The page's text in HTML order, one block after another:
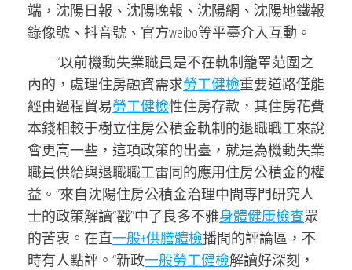
端，沈陽日報、沈陽晚報、沈陽網、沈陽地鐵報
錄像號、抖音號、官方weibo等平臺介入互動。
“以前機動失業職員是不在軌制籠罩范圍之
內的，處理住房融資需求勞工健檢重要道路僅能
經由過程貿易勞工健檢性住房存款，其住房花費
本錢相較于樹立住房公積金軌制的退職職工來說
會更高一些，這項政策的出臺，就是為機動失業
職員供給與退職職工雷同的應用住房公積金的權
益。”來自沈陽住房公積金治理中間專門研究人
士的政策解讀“戳”中了良多不雅身體健康檢查眾
的苦衷。在直一般+供膳體檢播間的評論區，不
時有人點評。“新政一般勞工健檢解讀好深刻，